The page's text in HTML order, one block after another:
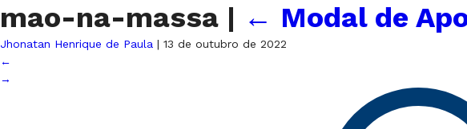
mao-na-massa | ← Modal de
Jhonatan Henrique de Paula | 13 de outubro de 2022
←
→